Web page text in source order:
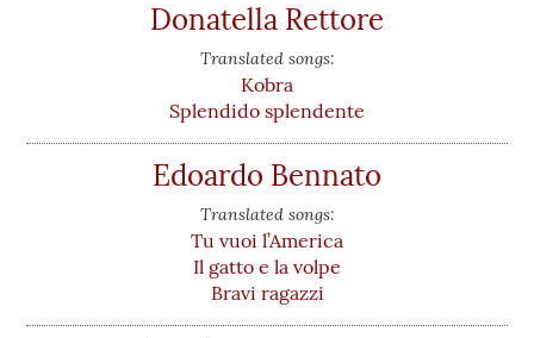
Donatella Rettore
Translated songs:
Kobra
Splendido splendente
Edoardo Bennato
Translated songs:
Tu vuoi l’America
Il gatto e la volpe
Bravi ragazzi